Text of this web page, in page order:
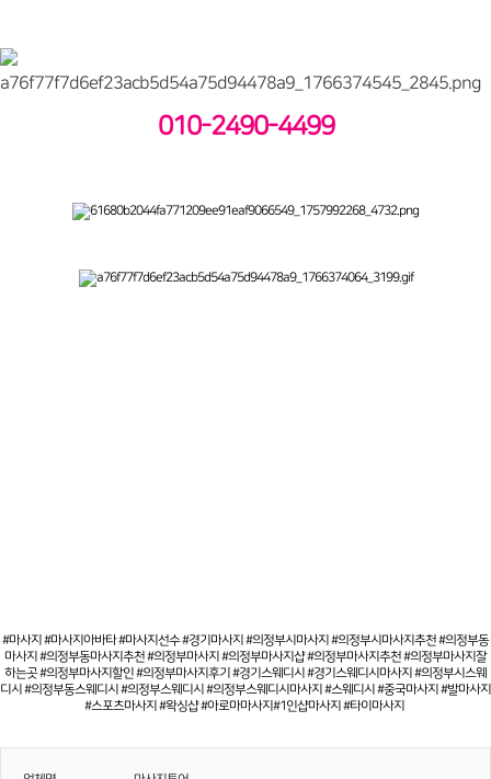
010-2490-4499
#마사지 #마사지아바타 #마사지선수 #경기마사지 #의정부시마사지 #의정부시마사지추천 #의정부동
마사지 #의정부동마사지추천 #의정부마사지 #의정부마사지샵 #의정부마사지추천 #의정부마사지잘
하는곳 #의정부마사지할인 #의정부마사지후기 #경기스웨디시 #경기스웨디시마사지 #의정부시스웨
디시 #의정부동스웨디시 #의정부스웨디시 #의정부스웨디시마사지 #스웨디시 #중국마사지 #발마사지
#스포츠마사지 #왁싱샵 #아로마마사지#1인샵마사지 #타이마사지